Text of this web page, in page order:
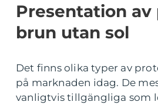
Presentation av
brun utan sol
Det finns olika typer av
på marknaden idag. De
vanligtvis tillgängliga som